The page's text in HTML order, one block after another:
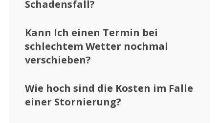
Schadensfall?
Kann Ich einen Termin bei
schlechtem Wetter nochmal
verschieben?
Wie hoch sind die Kosten im Falle
einer Stornierung?